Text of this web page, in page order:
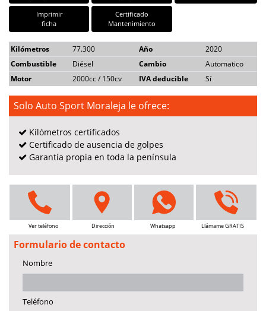
Imprimir
ficha
Certificado
Mantenimiento
Kilómetros 77.300 Año
2020
Combustible
Diésel Cambio
Automatico
Motor
2000cc / 150cv IVA deducible Sí
Solo Auto Sport Moraleja le ofrece:
Kilómetros certificados
Certificado de ausencia de golpes
Garantía propia en toda la península
Ver teléfono Dirección Whatsapp Llámame GRATIS
Formulario de contacto
Nombre
Teléfono